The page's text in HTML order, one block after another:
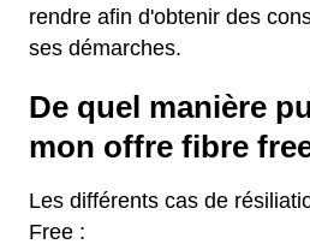
rendre afin d'obtenir des
ses démarches.
De quel manière
mon offre fibre
Les différents cas de
Free :